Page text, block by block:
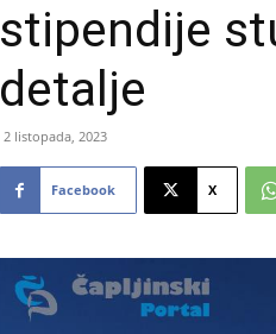
stipendije
detalje
2 listopada, 2023
Facebook X
Ljetni popusti
Radovanović: